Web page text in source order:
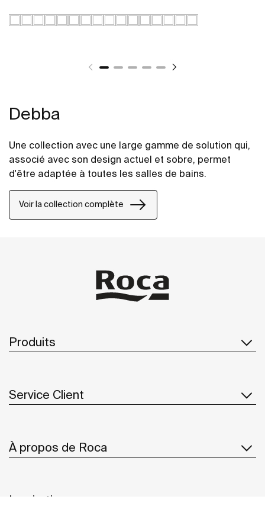
Debba
Une collection avec une large gamme de solution qui,
associé avec son design actuel et sobre, permet
d'être adaptée à toutes les salles de bains.
Voir la collection complète
Produits
Service Client
À propos de Roca
Inspiration